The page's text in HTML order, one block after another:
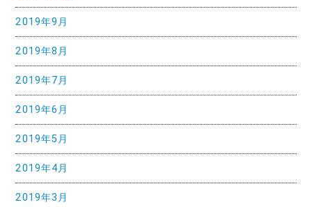
2019年9月
2019年8月
2019年7月
2019年6月
2019年5月
2019年4月
2019年3月